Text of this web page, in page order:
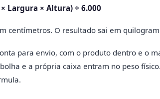
Largura × Altura) ÷ 6.000
centímetros. O resultado sai em
para envio, com o produto dentro e o
e a própria caixa entram no peso